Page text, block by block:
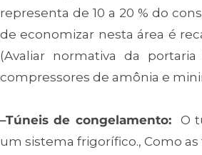
representa de 10 a 20 % do
de economizar nesta área é
(Avaliar normativa da
compressores de amônia e
–Túneis de congelamento:O
um sistema frigorífico., Como